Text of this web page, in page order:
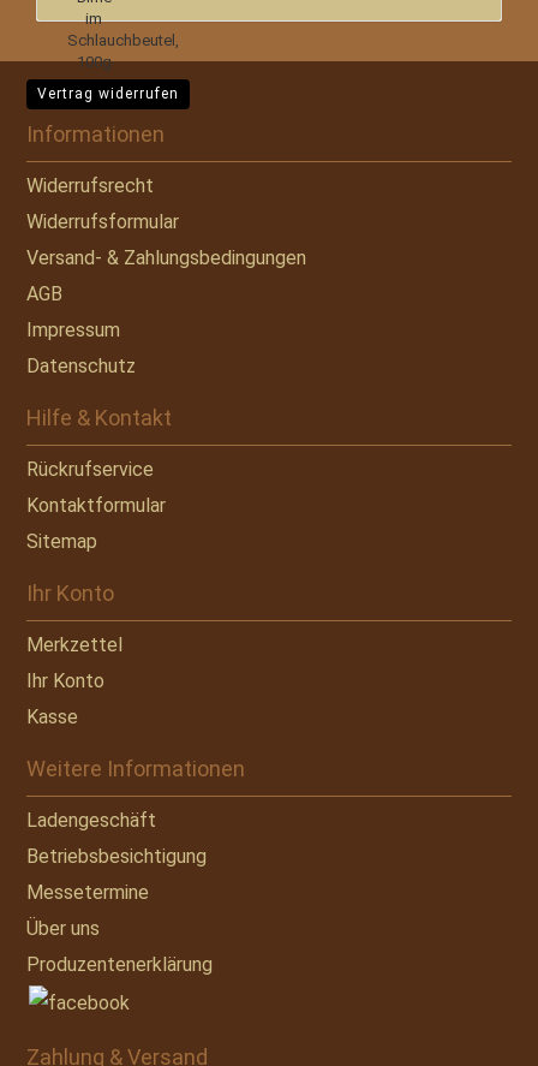
Vertrag widerrufen
Informationen
Widerrufsrecht
Widerrufsformular
Versand- & Zahlungsbedingungen
AGB
Impressum
Datenschutz
Hilfe & Kontakt
Rückrufservice
Kontaktformular
Sitemap
Ihr Konto
Merkzettel
Ihr Konto
Kasse
Weitere Informationen
Ladengeschäft
Betriebsbesichtigung
Messetermine
Über uns
Produzentenerklärung
Zahlung & Versand